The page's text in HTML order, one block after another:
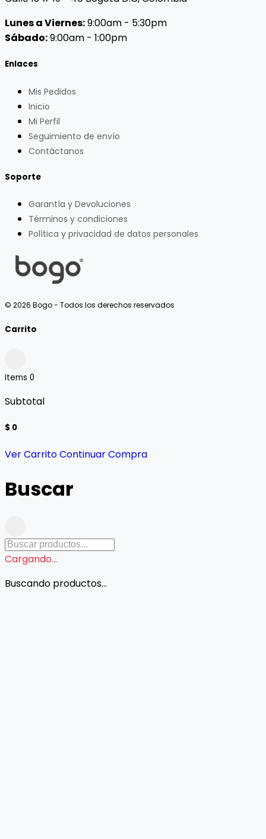
Lunes a Viernes:9:00am - 5:30pm
Sábado:9:00am - 1:00pm
Enlaces
Mis Pedidos
Inicio
Mi Perfil
Seguimiento de envío
Contáctanos
Soporte
Garantía y Devoluciones
Términos y condiciones
Política y privacidad de datos personales
© 2026 Bogo - Todos los derechos reservados
Carrito
Items 0
Subtotal
$ 0
Ver CarritoContinuar Compra
Buscar
Cargando...
Buscando productos...